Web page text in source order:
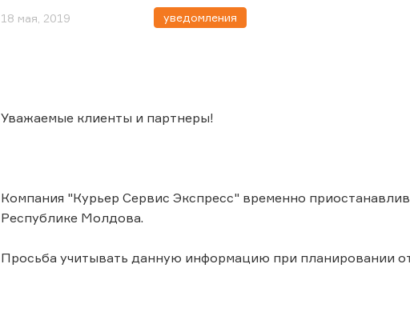
18 мая, 2019 уведомления
Уважаемые клиенты и партнеры!
Компания "Курьер Сервис Экспресс" временно
Республике Молдова.
Просьба учитывать данную информацию при планировании